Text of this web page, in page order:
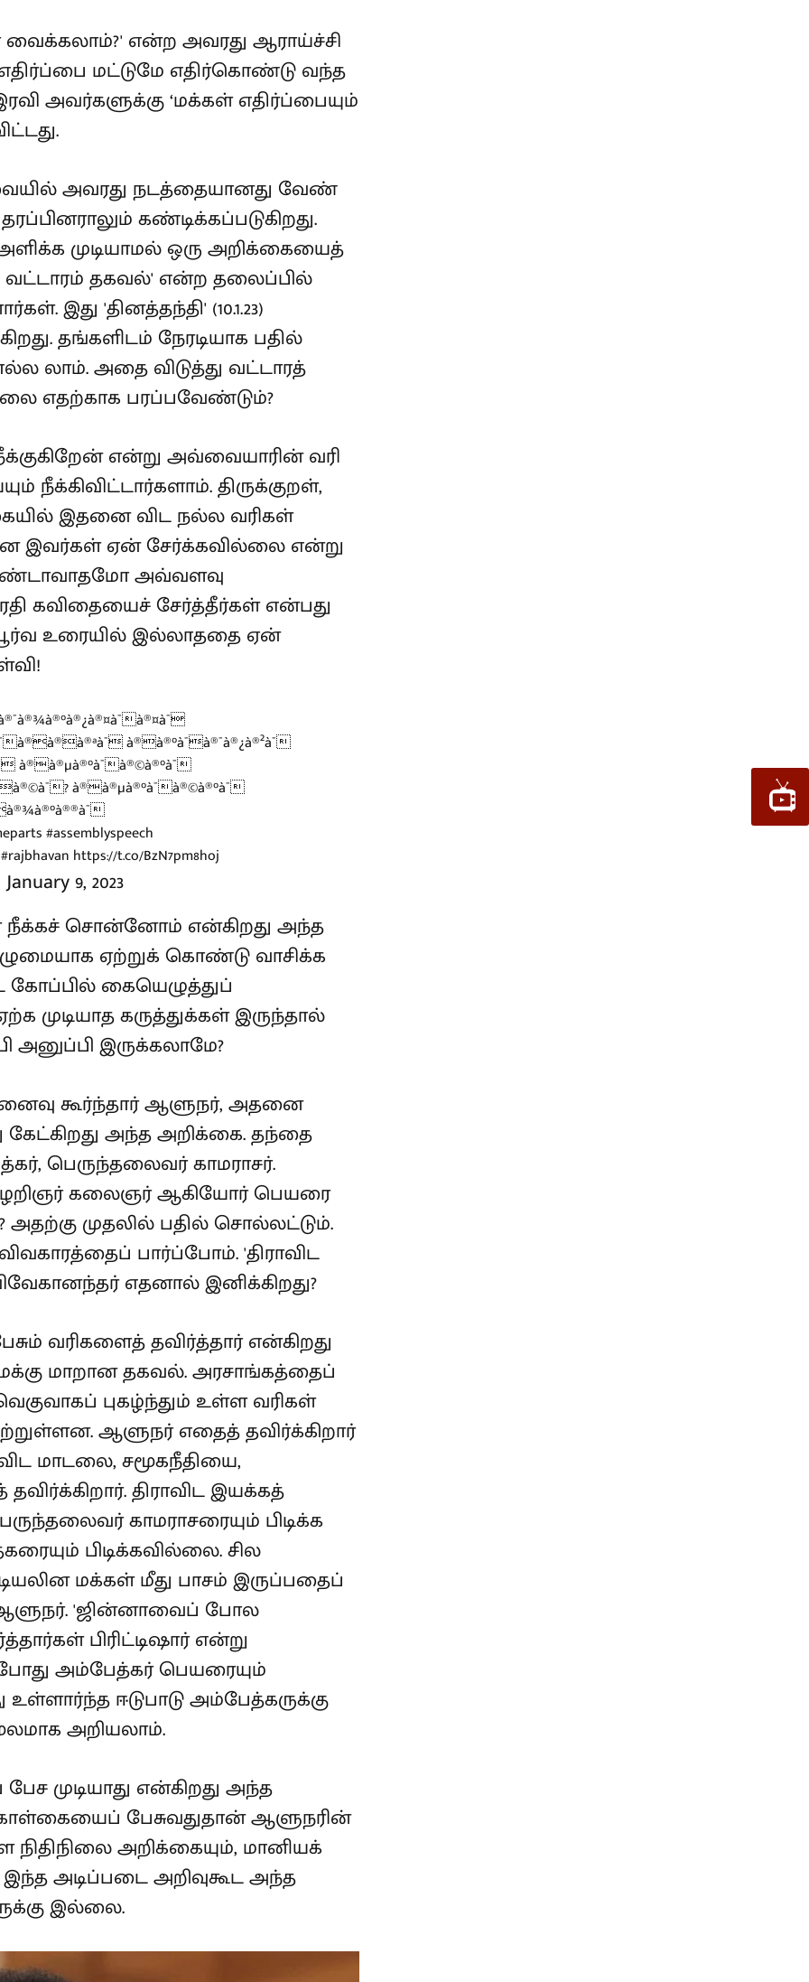
வைக்கலாம்?' என்ற அவரது ஆராய்ச்சி
மட்டுமே எதிர்கொண்டு வந்த
அவர்களுக்கு ‘மக்கள் எதிர்ப்பையும்
அவரது நடத்தையானது வேண்
கண்டிக்கப்படுகிறது.
முடியாமல் ஒரு அறிக்கையைத்
வட்டாரம் தகவல்' என்ற தலைப்பில்
இது 'தினத்தந்தி' (10.1.23)
தங்களிடம் நேரடியாக பதில்
லாம். அதை விடுத்து வட்டாரத்
எதற்காக பரப்பவேண்டும்?
என்று அவ்வையாரின் வரி
நீக்கிவிட்டார்களாம். திருக்குறள்,
இதனை விட நல்ல வரிகள்
இவர்கள் ஏன் சேர்க்கவில்லை என்று
அவ்வளவு
கவிதையைச் சேர்த்தீர்கள் என்பது
உரையில் இல்லாததை ஏன்
à®à®°à¯à®¯à®¿à®²à¯
à®à®µà®°à¯à®©à®°à¯
à®à®µà®°à¯à®©à®°à¯
#assemblyspeech
#rajbhavan https://t.co/BzN7pm8hoj
January 9, 2023
நீக்கச் சொன்னோம் என்கிறது அந்த
ஏற்றுக் கொண்டு வாசிக்க
கோப்பில் கையெழுத்துப்
முடியாத கருத்துக்கள் இருந்தால்
அனுப்பி இருக்கலாமே?
கூர்ந்தார் ஆளுநர், அதனை
அந்த அறிக்கை. தந்தை
பெருந்தலைவர் காமராசர்.
கலைஞர் ஆகியோர் பெயரை
அதற்கு முதலில் பதில் சொல்லட்டும்.
பார்ப்போம். 'திராவிட
எதனால் இனிக்கிறது?
வரிகளைத் தவிர்த்தார் என்கிறது
மாறான தகவல். அரசாங்கத்தைப்
புகழ்ந்தும் உள்ள வரிகள்
ஆளுநர் எதைத் தவிர்க்கிறார்
மாடலை, சமூகநீதியை,
திராவிட இயக்கத்
காமராசரையும் பிடிக்க
பிடிக்கவில்லை. சில
மக்கள் மீது பாசம் இருப்பதைப்
'ஜின்னாவைப் போல
பிரிட்டிஷார் என்று
அம்பேத்கர் பெயரையும்
ஈடுபாடு அம்பேத்கருக்கு
அறியலாம்.
முடியாது என்கிறது அந்த
பேசுவதுதான் ஆளுநரின்
அறிக்கையும், மானியக்
அடிப்படை அறிவுகூட அந்த
இல்லை.